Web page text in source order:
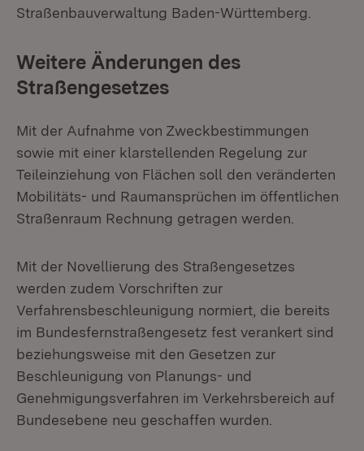
Straßenbauverwaltung Baden-Württemberg.
Weitere Änderungen des
Straßengesetzes
Mit der Aufnahme von Zweckbestimmungen
sowie mit einer klarstellenden Regelung zur
Teileinziehung von Flächen soll den veränderten
Mobilitäts- und Raumansprüchen im öffentlichen
Straßenraum Rechnung getragen werden.
Mit der Novellierung des Straßengesetzes
werden zudem Vorschriften zur
Verfahrensbeschleunigung normiert, die bereits
im Bundesfernstraßengesetz fest verankert sind
beziehungsweise mit den Gesetzen zur
Beschleunigung von Planungs- und
Genehmigungsverfahren im Verkehrsbereich auf
Bundesebene neu geschaffen wurden.